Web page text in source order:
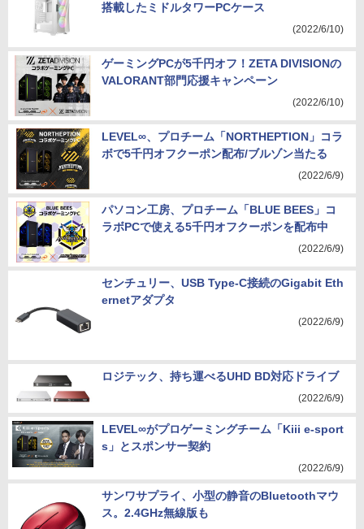
搭載したミドルタワーPCケース
(2022/6/10)
ゲーミングPCが5千円オフ！ZETA DIVISIONの
VALORANT部門応援キャンペーン
(2022/6/10)
LEVEL∞、プロチーム「NORTHEPTION」コラ
ボで5千円オフクーポン配布/ブルゾン当たる
(2022/6/9)
パソコン工房、プロチーム「BLUE BEES」コ
ラボPCで使える5千円オフクーポンを配布中
(2022/6/9)
センチュリー、USB Type-C接続のGigabit Eth
ernetアダプタ
(2022/6/9)
ロジテック、持ち運べるUHD BD対応ドライブ
(2022/6/9)
LEVEL∞がプロゲーミングチーム「Kiii e-sport
s」とスポンサー契約
(2022/6/9)
サンワサプライ、小型の静音のBluetoothマウ
ス。2.4GHz無線版も